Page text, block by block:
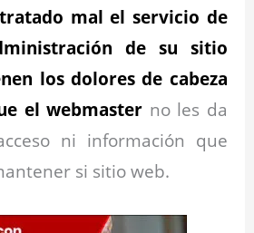
mal el servicio de
de su sitio
los dolores de cabeza
el webmaster no les da
ni información que
si sitio web.